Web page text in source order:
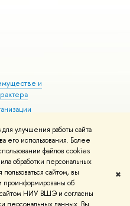
улучшения работы сайта
его использования. Более
файлов cookies
обработки персональных
сайтом, вы
проинформированы об
сайтом НИУ ВШЭ и согласны
✖
и
здоровья
Условия использования